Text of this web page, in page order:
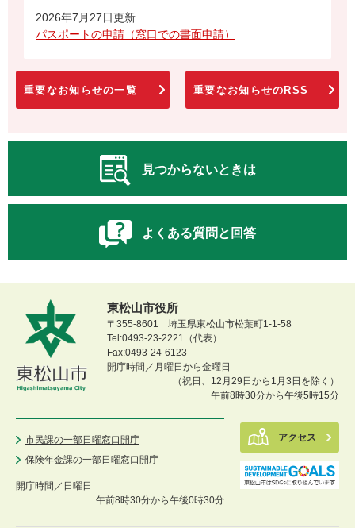
2026年7月27日更新
パスポートの申請（窓口での書面申請）
重要なお知らせの一覧 重要なお知らせのRSS
見つからないときは
よくある質問と回答
東松山市役所
〒355-8601 埼玉県東松山市松葉町1-1-58
Tel:0493-23-2221（代表）
Fax:0493-24-6123
開庁時間／月曜日から金曜日
（祝日、12月29日から1月3日を除く）
午前8時30分から午後5時15分
市民課の一部日曜窓口開庁
保険年金課の一部日曜窓口開庁
開庁時間／ 日曜日
午前8時30分から午後0時30分
アクセス